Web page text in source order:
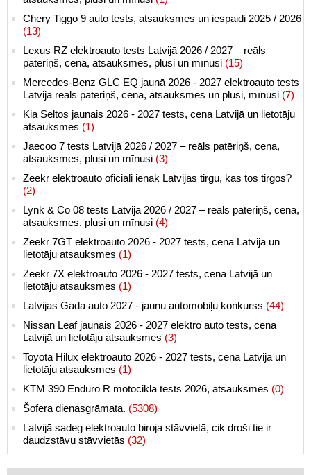
Chery Tiggo 9 auto tests, atsauksmes un iespaidi 2025 / 2026
(13)
Lexus RZ elektroauto tests Latvijā 2026 / 2027 – reāls
patēriņš, cena, atsauksmes, plusi un mīnusi (15)
Mercedes-Benz GLC EQ jaunā 2026 - 2027 elektroauto tests
Latvijā reāls patēriņš, cena, atsauksmes un plusi, mīnusi (7)
Kia Seltos jaunais 2026 - 2027 tests, cena Latvijā un lietotāju
atsauksmes (1)
Jaecoo 7 tests Latvijā 2026 / 2027 – reāls patēriņš, cena,
atsauksmes, plusi un mīnusi (3)
Zeekr elektroauto oficiāli ienāk Latvijas tirgū, kas tos tirgos?
(2)
Lynk & Co 08 tests Latvijā 2026 / 2027 – reāls patēriņš, cena,
atsauksmes, plusi un mīnusi (4)
Zeekr 7GT elektroauto 2026 - 2027 tests, cena Latvijā un
lietotāju atsauksmes (1)
Zeekr 7X elektroauto 2026 - 2027 tests, cena Latvijā un
lietotāju atsauksmes (1)
Latvijas Gada auto 2027 - jaunu automobiļu konkurss (44)
Nissan Leaf jaunais 2026 - 2027 elektro auto tests, cena
Latvijā un lietotāju atsauksmes (3)
Toyota Hilux elektroauto 2026 - 2027 tests, cena Latvijā un
lietotāju atsauksmes (1)
KTM 390 Enduro R motocikla tests 2026, atsauksmes (0)
Šofera dienasgrāmata. (5308)
Latvijā sadeg elektroauto biroja stāvvietā, cik droši tie ir
daudzstāvu stāvvietās (32)